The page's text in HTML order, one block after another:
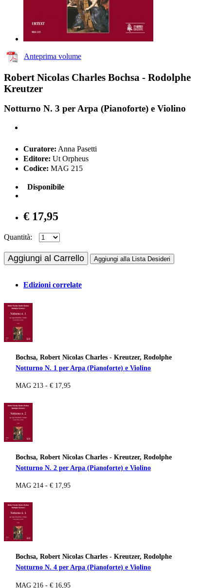
Anteprima volume
Robert Nicolas Charles Bochsa - Rodolphe
Kreutzer
Notturno N. 3 per Arpa (Pianoforte) e Violino
Curatore: Anna Pasetti
Editore: Ut Orpheus
Codice: MAG 215
Disponibile
€ 17,95
Quantità:
Aggiungi al Carrello Aggiungi alla Lista Desideri
Edizioni correlate
Bochsa, Robert Nicolas Charles - Kreutzer, Rodolphe
Notturno N. 1 per Arpa (Pianoforte) e Violino
MAG 213 - € 17,95
Bochsa, Robert Nicolas Charles - Kreutzer, Rodolphe
Notturno N. 2 per Arpa (Pianoforte) e Violino
MAG 214 - € 17,95
Bochsa, Robert Nicolas Charles - Kreutzer, Rodolphe
Notturno N. 4 per Arpa (Pianoforte) e Violino
MAG 216 - € 16,95